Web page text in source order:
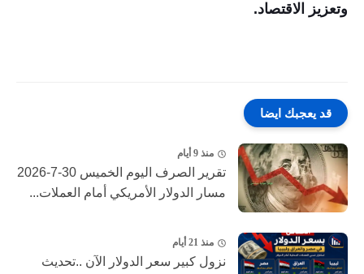
وتعزيز الاقتصاد.
قد يعجبك ايضا
منذ 9 أيام
تقرير الصرف اليوم الخميس 30-7-2026
مسار الدولار الأمريكي أمام العملات...
منذ 21 أيام
نزول كبير ‎سعر الدولار الآن ..تحديث